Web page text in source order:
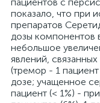
показало, что при
препаратов
дозы компонентов
небольшое
явлений,
(тремор - 1
дозе; учащенное
пациент (< 1%) -